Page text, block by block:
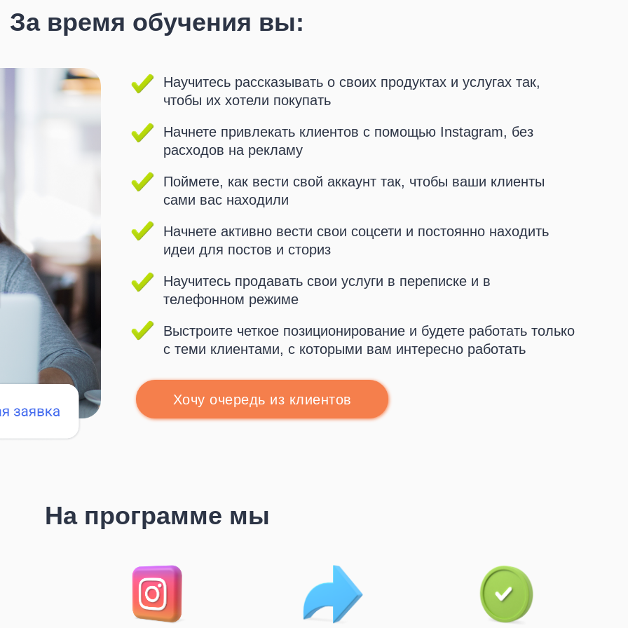
Получить консультацию
на курс Получить консультацию
на курс
За время обучения вы:
Научитесь рассказывать о своих продуктах и услугах так,
чтобы их хотели покупать
Начнете привлекать клиентов с помощью Instagram, без
расходов на рекламу
Поймете, как вести свой аккаунт так, чтобы ваши клиенты
сами вас находили
Научитесь продавать свои услуги в переписке и в
телефонном режиме
Выстроите четкое позиционирование и будете работать только
с теми клиентами, с которыми вам интересно работать
Начнете активно вести свои соцсети и постоянно находить
идеи для постов и сториз
Хочу очередь из клиентов
На программе мы